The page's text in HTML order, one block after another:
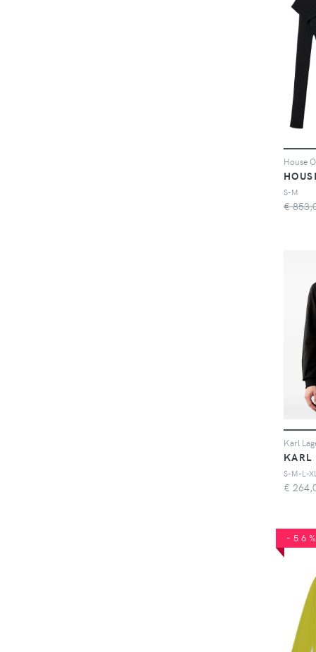
S-M
€
KARL
S-M-L-XL
€
-56%